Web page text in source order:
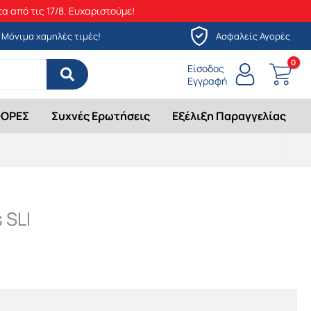
από τις 17/8. Ευχαριστούμε!
Μόνιμα χαμηλές τιμές! Ασφαλείς Αγορές
Είσοδος
Εγγραφή
Συχνές Ερωτήσεις Εξέλιξη Παραγγελίας
SLI